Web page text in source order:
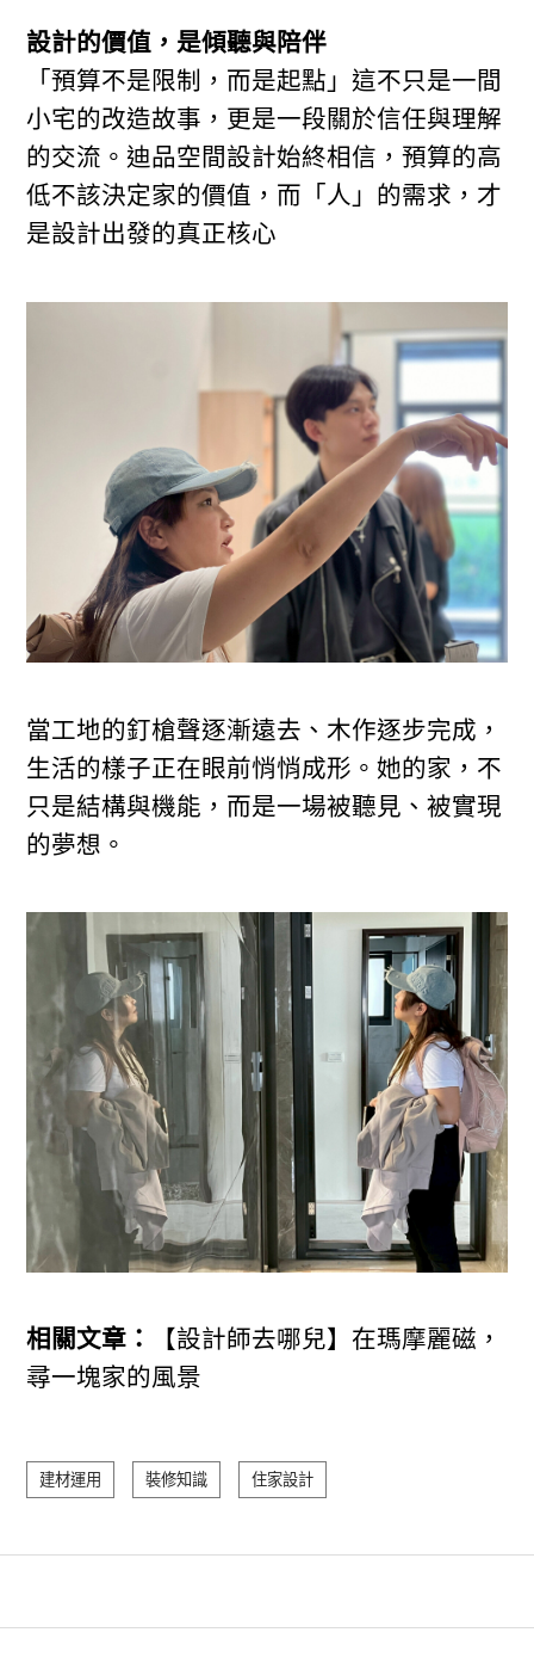
設計的價值，是傾聽與陪伴
「預算不是限制，而是起點」這不只是一間
小宅的改造故事，更是一段關於信任與理解
的交流。迪品空間設計始終相信，預算的高
低不該決定家的價值，而「人」的需求，才
是設計出發的真正核心
當工地的釘槍聲逐漸遠去、木作逐步完成，
生活的樣子正在眼前悄悄成形。她的家，不
只是結構與機能，而是一場被聽見、被實現
的夢想。
相關文章：
【設計師去哪兒】在瑪摩麗磁，
尋一塊家的風景
建材運用 裝修知識 住家設計